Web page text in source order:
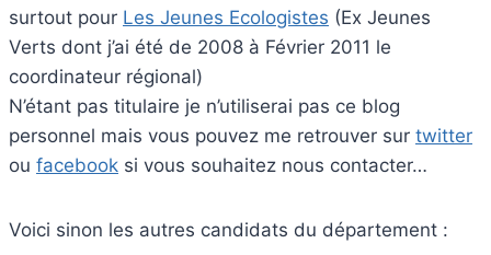
surtout pour Les Jeunes Ecologistes (Ex Jeunes
Verts dont j’ai été de 2008 à Février 2011 le
coordinateur régional)
N’étant pas titulaire je n’utiliserai pas ce blog
personnel mais vous pouvez me retrouver sur twitter
ou facebook si vous souhaitez nous contacter…
Voici sinon les autres candidats du département :